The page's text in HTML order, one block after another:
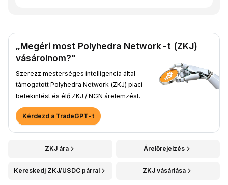
„Megéri most Polyhedra Network-t (ZKJ)
vásárolnom?"
Szerezz mesterséges intelligencia által
támogatott Polyhedra Network (ZKJ) piaci
betekintést és élő ZKJ / NGN árelemzést.
Kérdezd a TradeGPT-t
ZKJ ára Árelőrejelzés
Kereskedj ZKJ/USDC párral ZKJ vásárlása